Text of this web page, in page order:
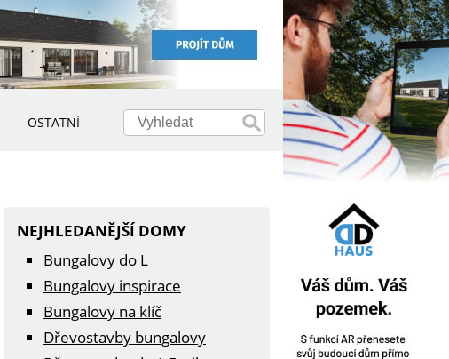
OSTATNÍ
NEJHLEDANĚJŠÍ DOMY
Bungalovy do L
Bungalovy inspirace
Bungalovy na klíč
Dřevostavby bungalovy